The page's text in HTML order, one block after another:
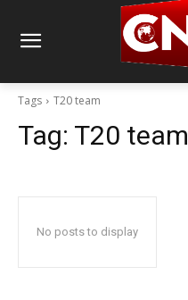
Tags T20 team
Tag: T20 team
No posts to display